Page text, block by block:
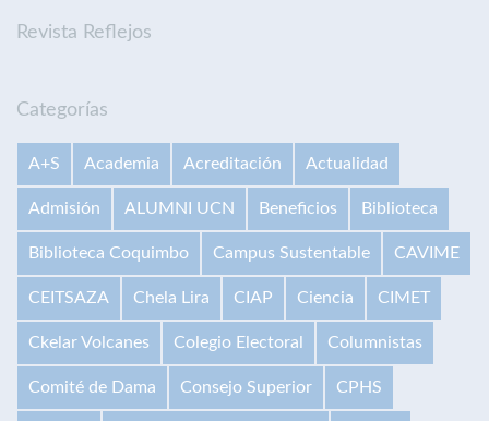
Revista Reflejos
Categorías
A+S Academia Acreditación Actualidad
Admisión ALUMNI UCN Beneficios Biblioteca
Biblioteca Coquimbo Campus Sustentable CAVIME
CEITSAZA Chela Lira CIAP Ciencia CIMET
Ckelar Volcanes Colegio Electoral Columnistas
Comité de Dama Consejo Superior CPHS